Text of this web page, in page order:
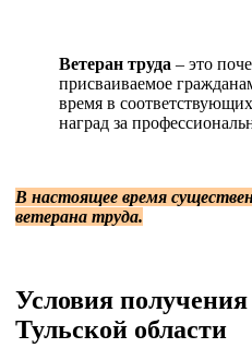
Ветеран труда – это
присваиваемое
время в
наград за
В настоящее время
ветерана труда.
Условия получения
Тульской области